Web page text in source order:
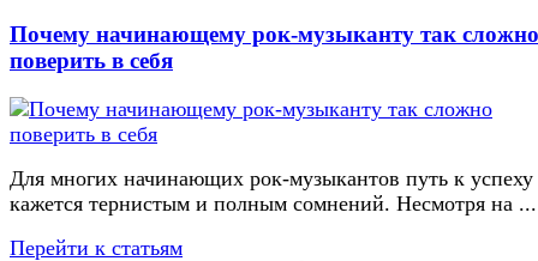
Почему начинающему рок-музыканту так сложно
поверить в себя
Для многих начинающих рок-музыкантов путь к успеху
кажется тернистым и полным сомнений. Несмотря на ...
Перейти к статьям